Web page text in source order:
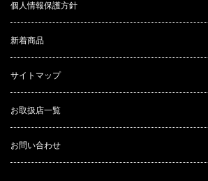
個人情報保護方針
新着商品
サイトマップ
お取扱店一覧
お問い合わせ